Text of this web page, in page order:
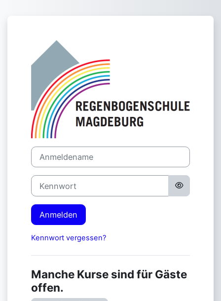
Anmeldename
Kennwort
Anmelden
Kennwort vergessen?
Manche Kurse sind für Gäste
offen.